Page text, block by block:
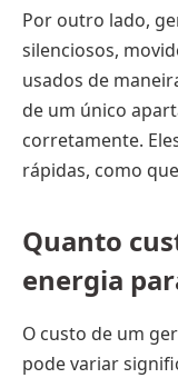
Por outro lado,
silenciosos,
usados de
de um único
corretamente.
rápidas, como
Quanto
energia
O custo de um
pode variar